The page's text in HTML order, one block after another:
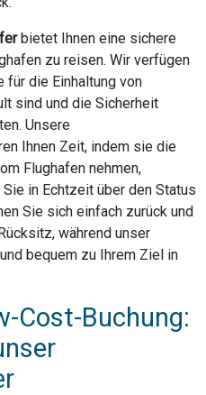
bietet Ihnen eine sichere
zu reisen. Wir verfügen
für die Einhaltung von
sind und die Sicherheit
Unsere
Ihnen Zeit, indem sie die
Flughafen nehmen,
in Echtzeit über den Status
Sie sich einfach zurück und
während unser
bequem zu Ihrem Ziel in
Cost-Buchung: